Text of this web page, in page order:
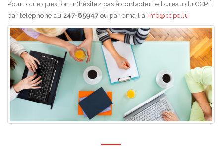
Pour toute question, n'hésitez pas à contacter le bureau du CCPÉ
par téléphone au 247-85947ou par email à info@ccpe.lu